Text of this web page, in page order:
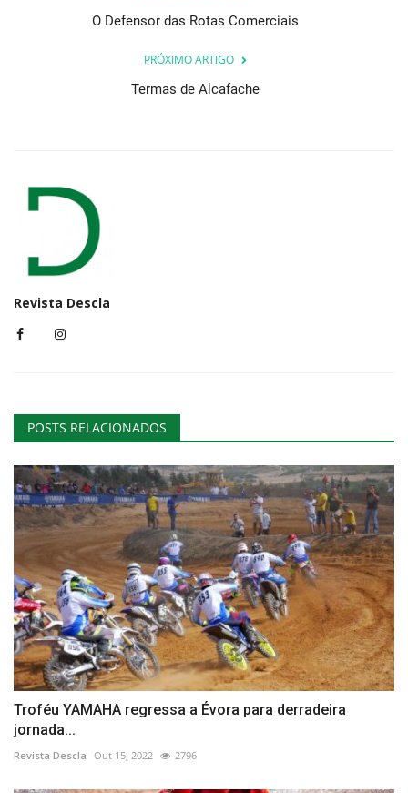
O Defensor das Rotas Comerciais
PRÓXIMO ARTIGO
Termas de Alcafache
Revista Descla
POSTS RELACIONADOS
Troféu YAMAHA regressa a Évora para derradeira
jornada...
Revista Descla Out 15, 2022 2796